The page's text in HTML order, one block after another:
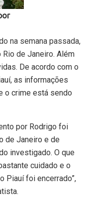
na semana passada,
de Janeiro. Além
De acordo com o
as informações
o crime está sendo
por Rodrigo foi
de Janeiro e de
investigado. O que
cuidado e o
Piauí foi encerrado”,